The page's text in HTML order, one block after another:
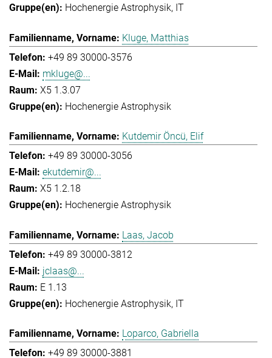
Hochenergie Astrophysik IT
Kluge, Matthias
+49 89 30000-3576
mkluge@...
X5 1.3.07
Hochenergie Astrophysik
Kutdemir Öncü, Elif
+49 89 30000-3056
ekutdemir@...
X5 1.2.18
Hochenergie Astrophysik
Laas, Jacob
+49 89 30000-3812
jclaas@...
E 1.13
Hochenergie Astrophysik IT
Loparco, Gabriella
+49 89 30000-3881